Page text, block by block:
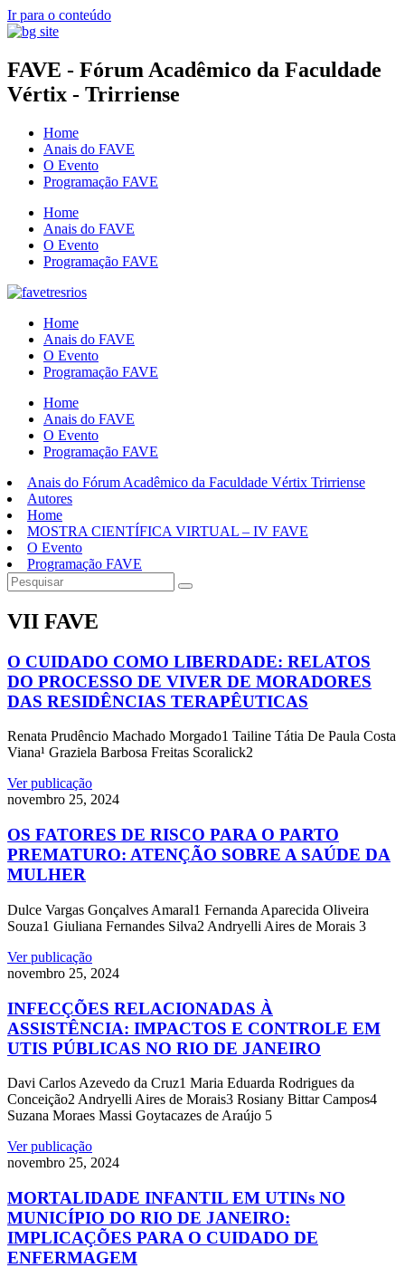
Ir para o conteúdo
FAVE - Fórum Acadêmico da Faculdade
Vértix - Trirriense
Home
Anais do FAVE
O Evento
Programação FAVE
Home
Anais do FAVE
O Evento
Programação FAVE
Home
Anais do FAVE
O Evento
Programação FAVE
Home
Anais do FAVE
O Evento
Programação FAVE
Anais do Fórum Acadêmico da Faculdade Vértix Trirriense
Autores
Home
MOSTRA CIENTÍFICA VIRTUAL – IV FAVE
O Evento
Programação FAVE
VII FAVE
O CUIDADO COMO LIBERDADE: RELATOS
DO PROCESSO DE VIVER DE MORADORES
DAS RESIDÊNCIAS TERAPÊUTICAS
Renata Prudêncio Machado Morgado1 Tailine Tátia De Paula Costa
Viana¹ Graziela Barbosa Freitas Scoralick2
Ver publicação
novembro 25, 2024
OS FATORES DE RISCO PARA O PARTO
PREMATURO: ATENÇÃO SOBRE A SAÚDE DA
MULHER
Dulce Vargas Gonçalves Amaral1 Fernanda Aparecida Oliveira
Souza1 Giuliana Fernandes Silva2 Andryelli Aires de Morais 3
Ver publicação
novembro 25, 2024
INFECÇÕES RELACIONADAS À
ASSISTÊNCIA: IMPACTOS E CONTROLE EM
UTIS PÚBLICAS NO RIO DE JANEIRO
Davi Carlos Azevedo da Cruz1 Maria Eduarda Rodrigues da
Conceição2 Andryelli Aires de Morais3 Rosiany Bittar Campos4
Suzana Moraes Massi Goytacazes de Araújo 5
Ver publicação
novembro 25, 2024
MORTALIDADE INFANTIL EM UTINs NO
MUNICÍPIO DO RIO DE JANEIRO:
IMPLICAÇÕES PARA O CUIDADO DE
ENFERMAGEM